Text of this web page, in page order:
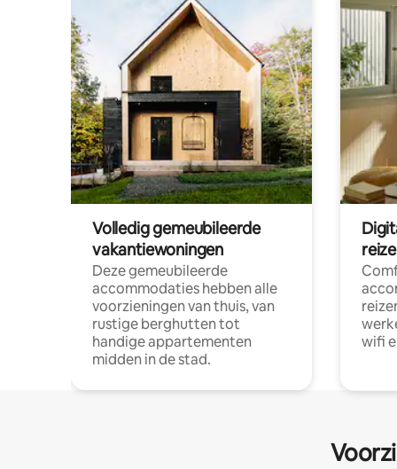
Volledig gemeubileerde
vakantiewoningen
Deze gemeubileerde
accommodaties hebben alle
voorzieningen van thuis, van
rustige berghutten tot
handige appartementen
midden in de stad.
wifi